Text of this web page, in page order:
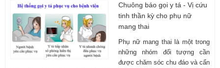
Chuông báo gọi y tá - Vị cứu
tinh thần kỳ cho phụ nữ
mang thai
Phụ nữ mang thai là một trong
những nhóm đối tượng cần
được chăm sóc chu đáo và cẩn